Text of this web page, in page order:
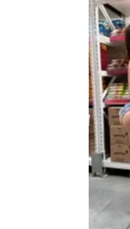
Karta
Do kraja
Pažljivo
Pred
RAK